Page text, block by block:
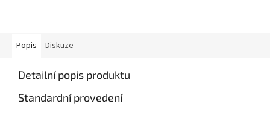
Popis Diskuze
Detailní popis produktu
Standardní provedení